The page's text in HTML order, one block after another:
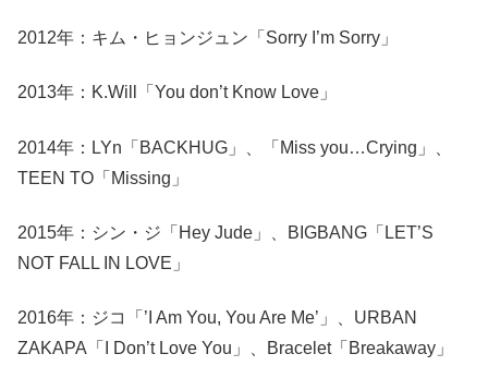
2012年：キム・ヒョンジュン「Sorry I’m Sorry」
2013年：K.Will「You don’t Know Love」
2014年：LYn「BACKHUG」、「Miss you…Crying」、
TEEN TO「Missing」
2015年：シン・ジ「Hey Jude」、BIGBANG「LET’S
NOT FALL IN LOVE」
2016年：ジコ「’I Am You, You Are Me’」、URBAN
ZAKAPA「I Don’t Love You」、Bracelet「Breakaway」